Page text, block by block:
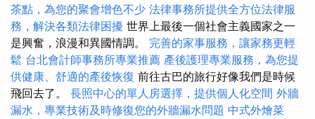
茶點，為您的聚會增色不少 法律事務所提供全方位法律服
務，解決各類法律困擾 世界上最後一個社會主義國家之一
是興奮，浪漫和異國情調。 完善的家事服務，讓家務更輕
鬆 台北會計師事務所專業推薦 產後護理專業服務，為您提
供健康、舒適的產後恢復 前往古巴的旅行好像我們是時候
飛回去了。 長照中心的單人房選擇，提供個人化空間 外牆
漏水，專業技術及時修復您的外牆漏水問題 中式外燴菜